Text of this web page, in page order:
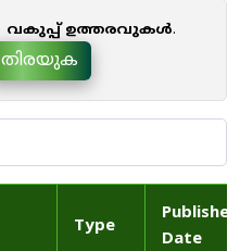
വകുപ്പ് ഉത്തരവുകൾ.
തിരയുക
Type
Published
Date